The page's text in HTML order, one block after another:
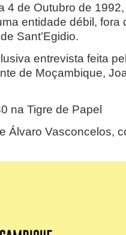
4 de Outubro de
entidade débil, fora
Sant’Egidio.
entrevista feita
de Moçambique,
na Tigre de Papel
Álvaro Vasconcelos,